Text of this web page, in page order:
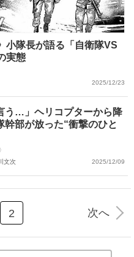
小隊長が語る「自衛隊VS
実態
2025/12/23
う…」ヘリコプターから降
幹部が放った“衝撃のひと
文次 2025/12/09
2 次へ